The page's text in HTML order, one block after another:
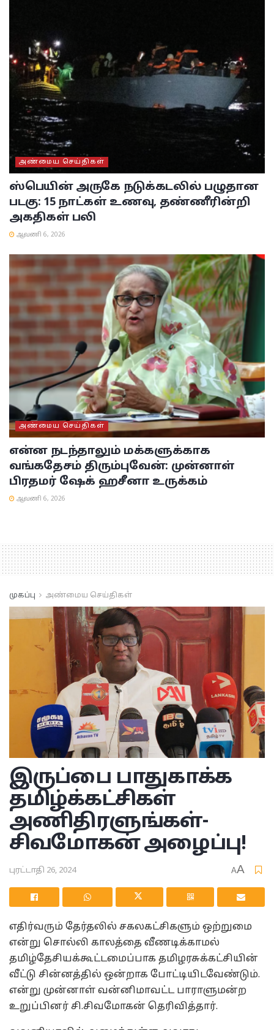
அண்மைய செய்திகள்
ஸ்பெயின் அருகே நடுக்கடலில் பழுதான
படகு: 15 நாட்கள் உணவு, தண்ணீரின்றி
அகதிகள் பலி
ஆவணி 6, 2026
அண்மைய செய்திகள்
என்ன நடந்தாலும் மக்களுக்காக
வங்கதேசம் திரும்புவேன்: முன்னாள்
பிரதமர் ஷேக் ஹசீனா உருக்கம்
ஆவணி 6, 2026
முகப்பு அண்மைய செய்திகள்
இருப்பை பாதுகாக்க
தமிழ்க்கட்சிகள்
அணிதிரளுங்கள்-
சிவமோகன் அழைப்பு!
புரட்டாதி 26, 2024 AA
எதிர்வரும் தேர்தலில் சகலகட்சிகளும் ஒற்றுமை
என்று சொல்லி காலத்தை வீணடிக்காமல்
தமிழ்தேசியக்கூட்டமைப்பாக தமிழரசுக்கட்சியின்
வீட்டு சின்னத்தில் ஒன்றாக போட்டியிடவேண்டும்.
என்று முன்னாள் வன்னிமாவட்ட பாராளுமன்ற
உறுப்பினர் சி.சிவமோகன் தெரிவித்தார்.